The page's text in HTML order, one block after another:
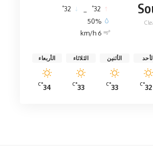
32
°
32
°
50%
6 km/h
32
°C
الأثنين
33
°C
الثلاثاء
33
°C
الأربعاء
34
°C